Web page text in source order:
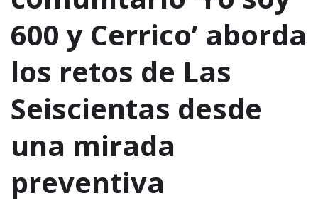
600 y Cerrico’ aborda
los retos de Las
Seiscientas desde
una mirada
preventiva